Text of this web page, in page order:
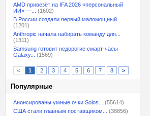
AMD привезёт на IFA 2026 «персональный
ИИ» —...
(1602)
В России создали первый маломощный...
(1201)
Anthropic начала набирать команду для...
(1311)
Samsung готовит недорогие смарт-часы
Galaxy...
(1569)
< 1 2 3 4 5 6 7 8 >
Популярные
Анонсированы умные очки Solos...
(55614)
США стали главным поставщиком...
(38856)